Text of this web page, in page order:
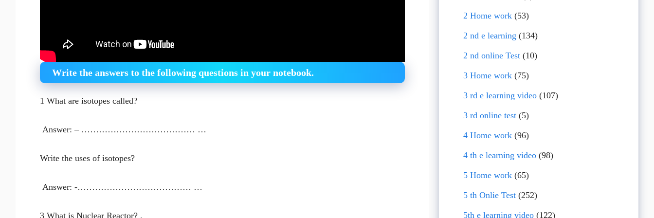
Write the answers to the following questions in your notebook.
1 What are isotopes called?
Answer: – ………………………………… …
Write the uses of isotopes?
Answer: -………………………………… …
3 What is Nuclear Reactor? .
2 Home work (53)
2 nd e learning (134)
2 nd online Test (10)
3 Home work (75)
3 rd e learning video (107)
3 rd online test (5)
4 Home work (96)
4 th e learning video (98)
5 Home work (65)
5 th Onlie Test (252)
5th e learning video (122)